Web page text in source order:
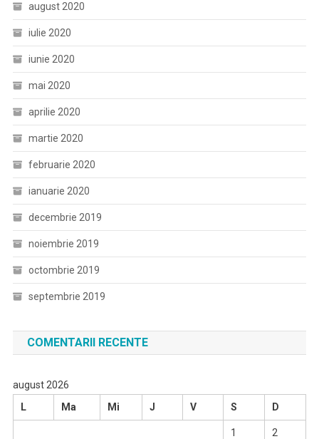
august 2020
iulie 2020
iunie 2020
mai 2020
aprilie 2020
martie 2020
februarie 2020
ianuarie 2020
decembrie 2019
noiembrie 2019
octombrie 2019
septembrie 2019
COMENTARII RECENTE
august 2026
L
Ma Mi J V S D
1 2